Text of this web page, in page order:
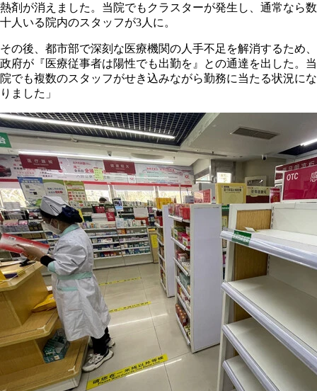
熱剤が消えました。当院でもクラスターが発生し、通常なら数
十人いる院内のスタッフが3人に。
その後、都市部で深刻な医療機関の人手不足を解消するため、
政府が『医療従事者は陽性でも出勤を』との通達を出した。当
院でも複数のスタッフがせき込みながら勤務に当たる状況にな
りました」